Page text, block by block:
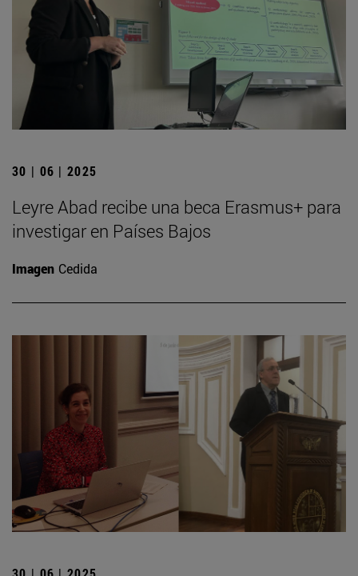
30 | 06 | 2025
Leyre Abad recibe una beca Erasmus+ para
investigar en Países Bajos
Imagen Cedida